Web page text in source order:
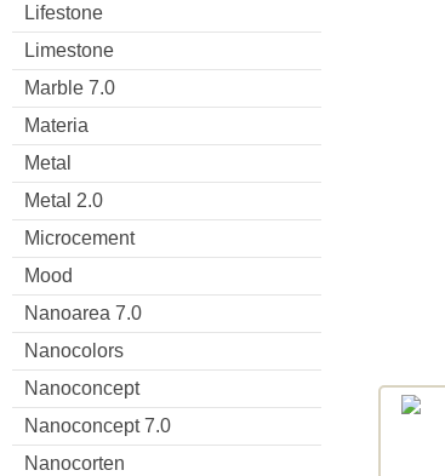
Lifestone
Limestone
Marble 7.0
Materia
Metal
Metal 2.0
Microcement
Mood
Nanoarea 7.0
Nanocolors
Nanoconcept
Nanoconcept 7.0
Nanocorten